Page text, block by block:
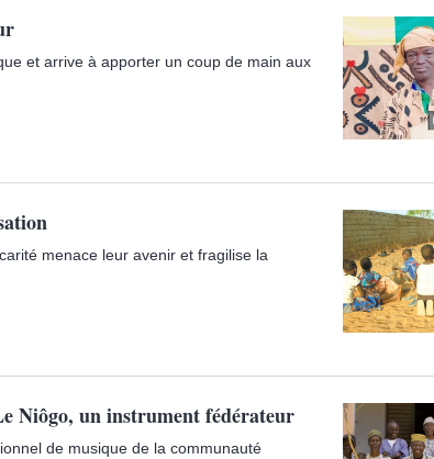
et arrive à apporter un coup de main aux
menace leur avenir et fragilise la
Niôgo, un instrument fédérateur
de musique de la communauté